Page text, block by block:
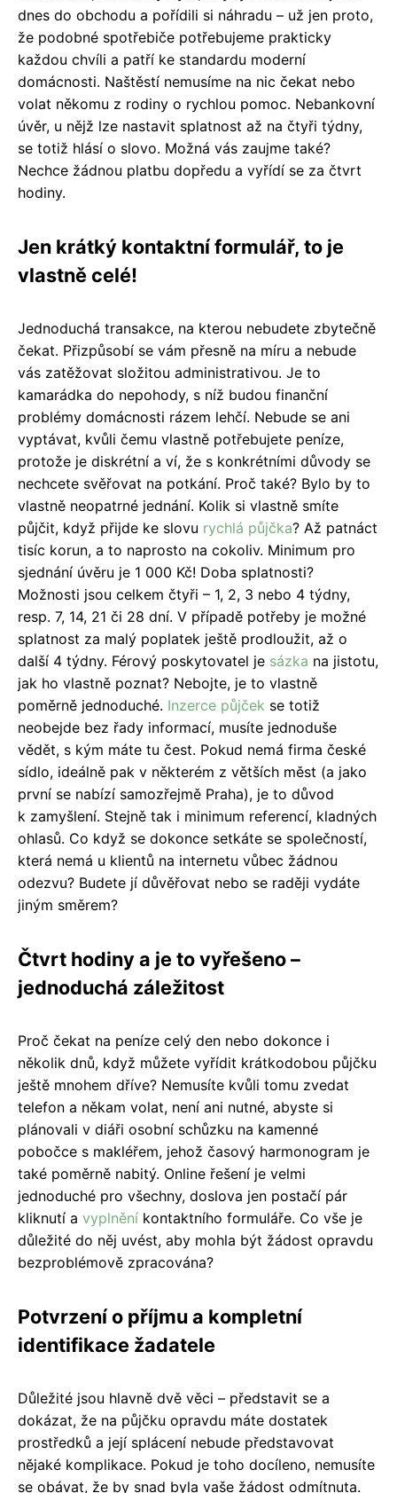
dnes do obchodu a pořídili si náhradu – už jen proto,
že podobné spotřebiče potřebujeme prakticky
každou chvíli a patří ke standardu moderní
domácnosti. Naštěstí nemusíme na nic čekat nebo
volat někomu z rodiny o rychlou pomoc. Nebankovní
úvěr, u nějž lze nastavit splatnost až na čtyři týdny,
se totiž hlásí o slovo. Možná vás zaujme také?
Nechce žádnou platbu dopředu a vyřídí se za čtvrt
hodiny.
Jen krátký kontaktní formulář, to je
vlastně celé!
Jednoduchá transakce, na kterou nebudete zbytečně
čekat. Přizpůsobí se vám přesně na míru a nebude
vás zatěžovat složitou administrativou. Je to
kamarádka do nepohody, s níž budou finanční
problémy domácnosti rázem lehčí. Nebude se ani
vyptávat, kvůli čemu vlastně potřebujete peníze,
protože je diskrétní a ví, že s konkrétními důvody se
nechcete svěřovat na potkání. Proč také? Bylo by to
vlastně neopatrné jednání. Kolik si vlastně smíte
půjčit, když přijde ke slovu rychlá půjčka? Až patnáct
tisíc korun, a to naprosto na cokoliv. Minimum pro
sjednání úvěru je 1 000 Kč! Doba splatnosti?
Možnosti jsou celkem čtyři – 1, 2, 3 nebo 4 týdny,
resp. 7, 14, 21 či 28 dní. V případě potřeby je možné
splatnost za malý poplatek ještě prodloužit, až o
další 4 týdny. Férový poskytovatel je sázka na jistotu,
jak ho vlastně poznat? Nebojte, je to vlastně
poměrně jednoduché. Inzerce půjček se totiž
neobejde bez řady informací, musíte jednoduše
vědět, s kým máte tu čest. Pokud nemá firma české
sídlo, ideálně pak v některém z větších měst (a jako
první se nabízí samozřejmě Praha), je to důvod
k zamyšlení. Stejně tak i minimum referencí, kladných
ohlasů. Co když se dokonce setkáte se společností,
která nemá u klientů na internetu vůbec žádnou
odezvu? Budete jí důvěřovat nebo se raději vydáte
jiným směrem?
Čtvrt hodiny a je to vyřešeno –
jednoduchá záležitost
Proč čekat na peníze celý den nebo dokonce i
několik dnů, když můžete vyřídit krátkodobou půjčku
ještě mnohem dříve? Nemusíte kvůli tomu zvedat
telefon a někam volat, není ani nutné, abyste si
plánovali v diáři osobní schůzku na kamenné
pobočce s makléřem, jehož časový harmonogram je
také poměrně nabitý. Online řešení je velmi
jednoduché pro všechny, doslova jen postačí pár
kliknutí a vyplnění kontaktního formuláře. Co vše je
důležité do něj uvést, aby mohla být žádost opravdu
bezproblémově zpracována?
Potvrzení o příjmu a kompletní
identifikace žadatele
Důležité jsou hlavně dvě věci – představit se a
dokázat, že na půjčku opravdu máte dostatek
prostředků a její splácení nebude představovat
nějaké komplikace. Pokud je toho docíleno, nemusíte
se obávat, že by snad byla vaše žádost odmítnuta.